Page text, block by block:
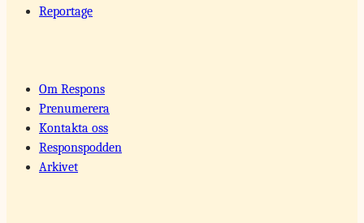
Reportage
Om Respons
Prenumerera
Kontakta oss
Responspodden
Arkivet